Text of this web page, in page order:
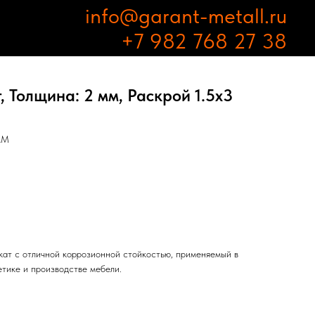
info@garant-metall.ru
+7 982 768 27 38
Толщина: 2 мм, Раскрой 1.5х3
с отличной коррозионной стойкостью, применяемый в
и производстве мебели.